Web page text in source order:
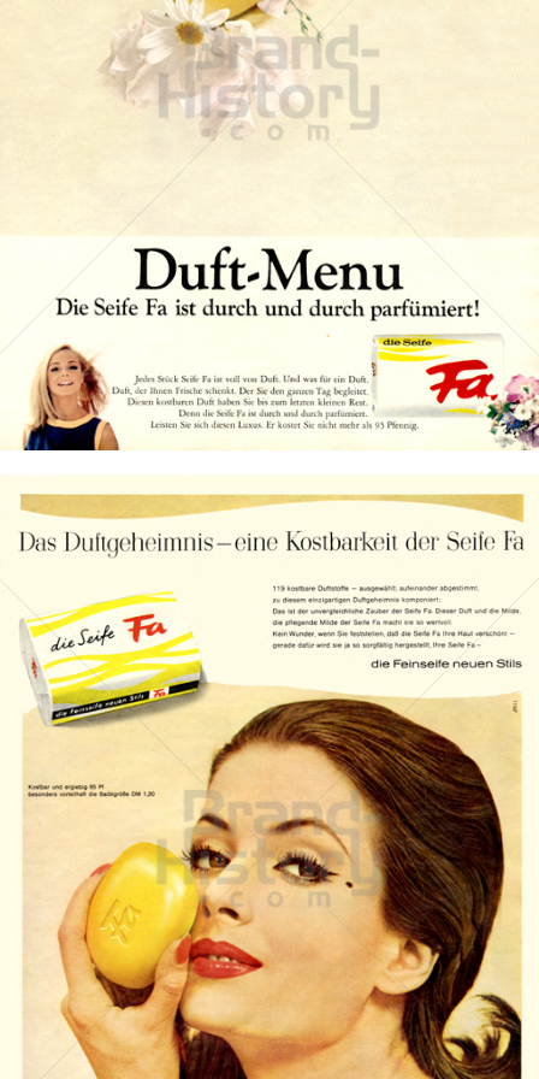
Die Seife Fa
Henkel Central Eastern Europe GmbH
1966
Bild-ID: 18681
Die Seife Fa
Henkel Central Eastern Europe GmbH
1966